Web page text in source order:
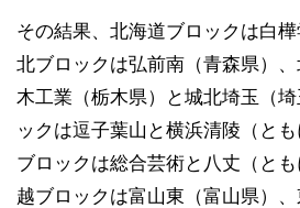
その結果、北海道ブロックは白
北ブロックは弘前南（青森県）
木工業（栃木県）と城北埼玉（
ックは逗子葉山と横浜清陵（と
ブロックは総合芸術と八丈（と
越ブロックは富山東（富山県）